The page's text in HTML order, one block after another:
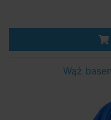
Wąż